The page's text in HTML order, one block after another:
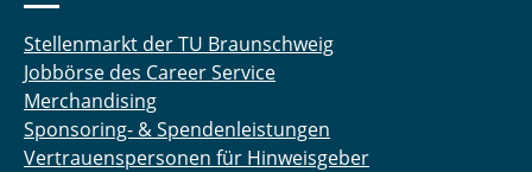
Stellenmarkt der TU Braunschweig
Jobbörse des Career Service
Merchandising
Sponsoring- & Spendenleistungen
Vertrauenspersonen für Hinweisgeber